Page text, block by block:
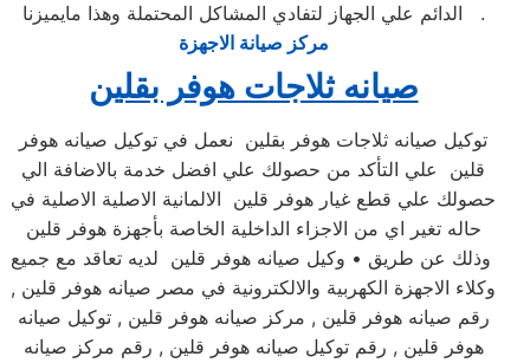
الدائم علي الجهاز لتفادي المشاكل المحتملة وهذا مايميزنا .
مركز صيانة الاجهزة
صيانه ثلاجات هوفر بقلين
توكيل صيانه ثلاجات هوفر بقلين نعمل في توكيل صيانه هوفر
قلين علي التأكد من حصولك علي افضل خدمة بالاضافة الي
حصولك علي قطع غيار هوفر قلين الالمانية الاصلية الاصلية في
حاله تغير اي من الاجزاء الداخلية الخاصة بأجهزة هوفر قلين
وذلك عن طريق • وكيل صيانه هوفر قلين لديه تعاقد مع جميع
وكلاء الاجهزة الكهربية والالكترونية في مصر صيانه هوفر قلين ,
رقم صيانه هوفر قلين , مركز صيانه هوفر قلين , توكيل صيانه
هوفر قلين , رقم توكيل صيانه هوفر قلين , رقم مركز صيانه